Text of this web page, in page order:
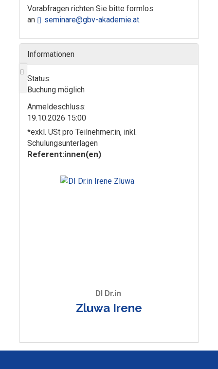
Vorabfragen richten Sie bitte formlos
an
seminare@gbv-akademie.at.
Informationen
Status:
Buchung möglich
Anmelde­schluss:
19.10.2026 15:00
*exkl. USt pro Teilnehmer:in, inkl.
Schulungsunterlagen
Referent:innen(en)
DI Dr.in
Zluwa Irene